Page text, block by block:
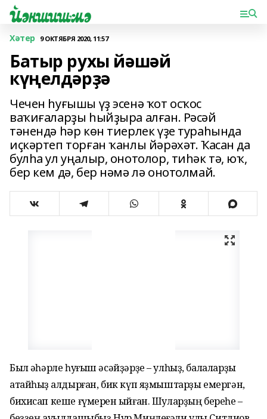
Хәтер 9 ОКТЯБРЯ 2020, 11:57
Батыр рухы йәшәй
күңелдәрҙә
Чечен һуғышы үҙ эсенә ҡот осҡос
ваҡиғаларҙы һыйҙыра алған. Рәсәй
тәнендә һәр көн тиерлек үҙе тураһында
иҫкәртеп торған ҡанлы йәрәхәт. Ҡасан да
булһа ул уңалыр, онотолор, тиһәк тә, юҡ,
бер кем дә, бер нәмә лә онотолмай.
Был ҡәһәрле һуғыш әсәй­ҙәрҙе – улһыҙ, балаларҙы
атайһыҙ ҡалдырған, бик күп яҙмыштарҙы емергән,
бихисап кеше ғүмерен ҡыйған. Шуларҙың береһе –